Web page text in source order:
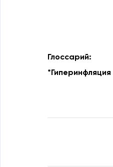
Глоссарий:
*Гиперинфляция